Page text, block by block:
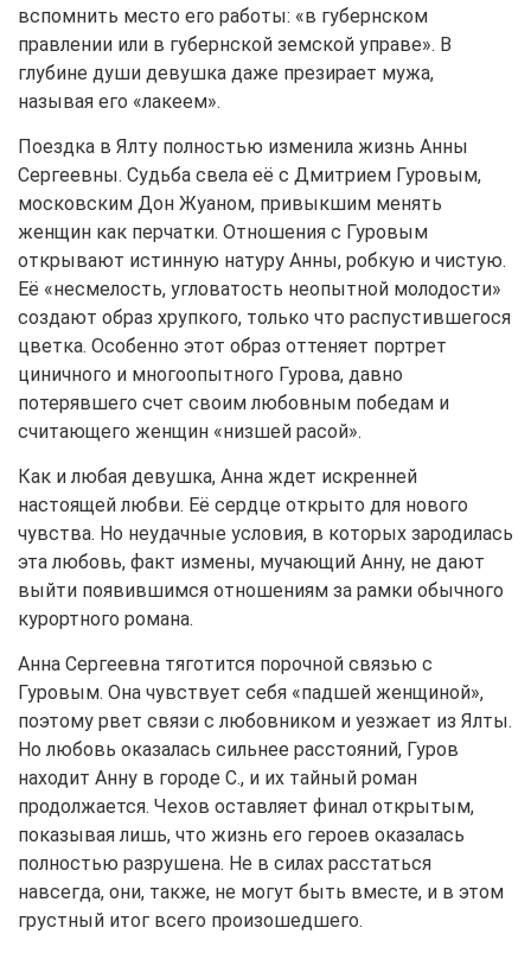
вспомнить место его работы: «в губернском
правлении или в губернской земской управе». В
глубине души девушка даже презирает мужа,
называя его «лакеем».
Поездка в Ялту полностью изменила жизнь Анны
Сергеевны. Судьба свела её с Дмитрием Гуровым,
московским Дон Жуаном, привыкшим менять
женщин как перчатки. Отношения с Гуровым
открывают истинную натуру Анны, робкую и чистую.
Её «несмелость, угловатость неопытной молодости»
создают образ хрупкого, только что распустившегося
цветка. Особенно этот образ оттеняет портрет
циничного и многоопытного Гурова, давно
потерявшего счет своим любовным победам и
считающего женщин «низшей расой».
Как и любая девушка, Анна ждет искренней
настоящей любви. Её сердце открыто для нового
чувства. Но неудачные условия, в которых зародилась
эта любовь, факт измены, мучающий Анну, не дают
выйти появившимся отношениям за рамки обычного
курортного романа.
Анна Сергеевна тяготится порочной связью с
Гуровым. Она чувствует себя «падшей женщиной»,
поэтому рвет связи с любовником и уезжает из Ялты.
Но любовь оказалась сильнее расстояний, Гуров
находит Анну в городе С., и их тайный роман
продолжается. Чехов оставляет финал открытым,
показывая лишь, что жизнь его героев оказалась
полностью разрушена. Не в силах расстаться
навсегда, они, также, не могут быть вместе, и в этом
грустный итог всего произошедшего.